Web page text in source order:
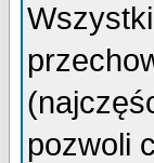
pozwoli